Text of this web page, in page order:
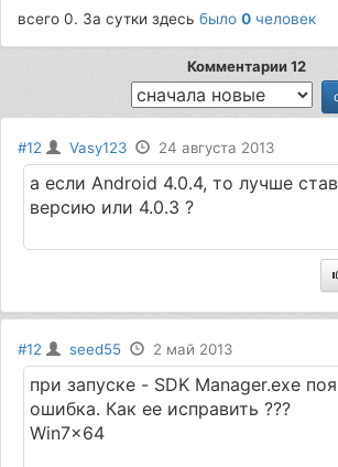
всего 0. За сутки здесьбыло0 человек
Комментарии 12
#12 Vasy123 24 августа 2013
а если Android 4.0.4, то лучше
версию или 4.0.3 ?
#12 seed55 2 май 2013
при запуске - SDK Manager.exe
ошибка. Как ее исправить ???
Win7x64